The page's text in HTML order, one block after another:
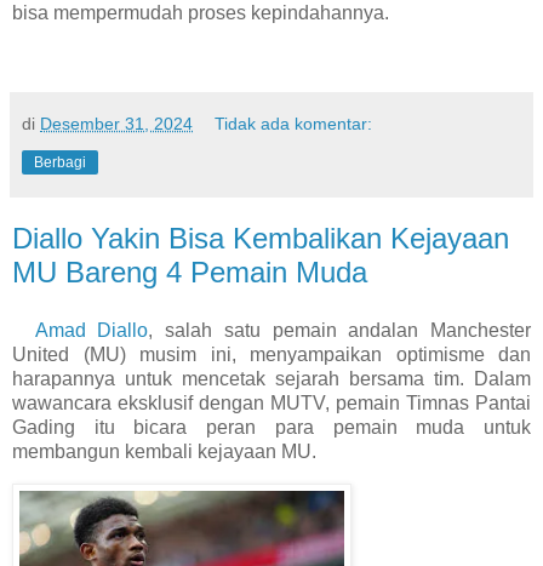
bisa mempermudah proses kepindahannya.
di Desember 31, 2024 Tidak ada komentar:
Berbagi
Diallo Yakin Bisa Kembalikan Kejayaan
MU Bareng 4 Pemain Muda
Amad Diallo, salah satu pemain andalan Manchester
United (MU) musim ini, menyampaikan optimisme dan
harapannya untuk mencetak sejarah bersama tim. Dalam
wawancara eksklusif dengan MUTV, pemain Timnas Pantai
Gading itu bicara peran para pemain muda untuk
membangun kembali kejayaan MU.